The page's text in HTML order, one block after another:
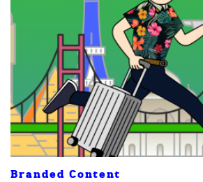
Branded Content
ค้นหา
SHARE TWEET LINE